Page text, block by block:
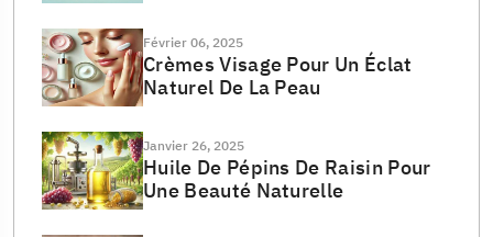
Février 06, 2025
Crèmes Visage Pour Un Éclat
Naturel De La Peau
Janvier 26, 2025
Huile De Pépins De Raisin Pour
Une Beauté Naturelle